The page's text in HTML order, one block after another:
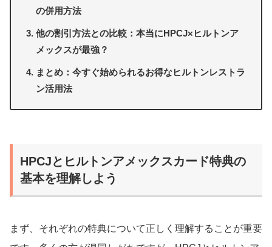
の併用方法
他の割引方法との比較：本当にHPCJ×ヒルトンア
メックスが最強？
まとめ：今すぐ始められるお得なヒルトンレストラ
ン活用法
HPCJとヒルトンアメックスカード特典の
基本を理解しよう
まず、それぞれの特典について正しく理解することが重要